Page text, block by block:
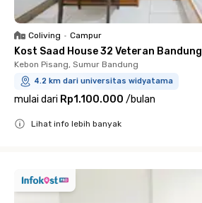
Coliving • Campur
Kost Saad House 32 Veteran Bandung
Kebon Pisang, Sumur Bandung
4.2 km dari universitas widyatama
mulai dari Rp1.100.000 /bulan
Lihat info lebih banyak